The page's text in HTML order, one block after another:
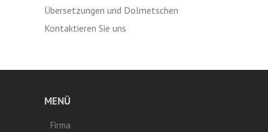
Übersetzungen und Dolmetschen
Kontaktieren Sie uns
MENÜ
Firma